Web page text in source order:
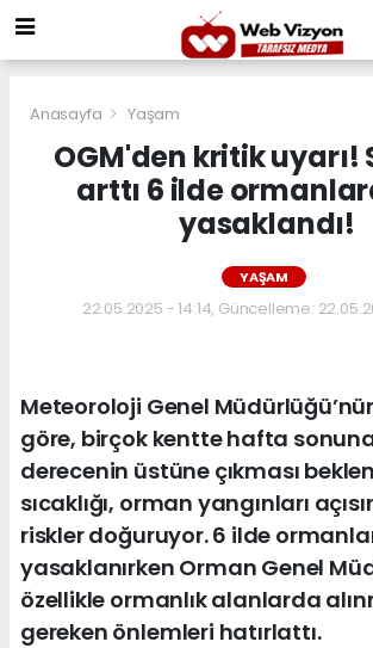
Anasayfa Yaşam
OGM'den kritik uyarı!
arttı 6 ilde
yasaklandı!
YAŞAM
22.05.2025 - 14:14, Güncelleme:
Meteoroloji Genel
göre, birçok kentte hafta
derecenin üstüne çıkması
sıcaklığı, orman yangınları
riskler doğuruyor. 6 ilde
yasaklanırken Orman Genel
özellikle ormanlık alanlarda
gereken önlemleri hatırlattı.